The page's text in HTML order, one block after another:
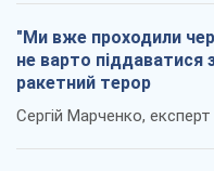
"Ми вже проходили
не варто піддаватися
ракетний терор
Сергій Марченко, експерт